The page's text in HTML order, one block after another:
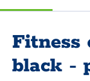
Fitness
black -